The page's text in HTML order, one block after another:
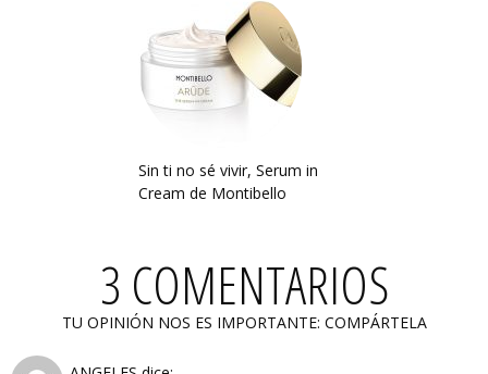
Sin ti no sé vivir, Serum in
Cream de Montibello
3 COMENTARIOS
TU OPINIÓN NOS ES IMPORTANTE: COMPÁRTELA